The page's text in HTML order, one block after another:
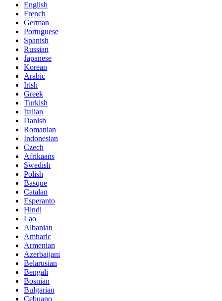
English
French
German
Portuguese
Spanish
Russian
Japanese
Korean
Arabic
Irish
Greek
Turkish
Italian
Danish
Romanian
Indonesian
Czech
Afrikaans
Swedish
Polish
Basque
Catalan
Esperanto
Hindi
Lao
Albanian
Amharic
Armenian
Azerbaijani
Belarusian
Bengali
Bosnian
Bulgarian
Cebuano